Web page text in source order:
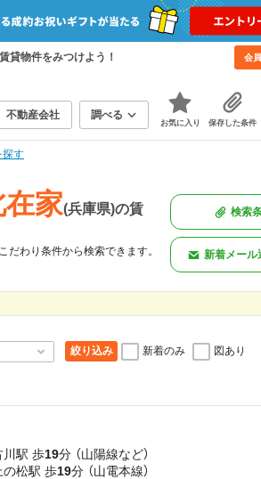
貸物件をみつけよう！ 会
不動産会社 調べる
お気に入り 保存した条件
探す
家(兵庫県)の賃
だわり条件から検索できます。
検索
新着メール
絞り込み 新着のみ 図あり
川駅 歩19分 （山陽線など）
の松駅 歩19分 （山電本線）